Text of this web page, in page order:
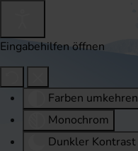
Eingabehilfen öffnen
Farben umkehren
Monochrom
Dunkler Kontrast